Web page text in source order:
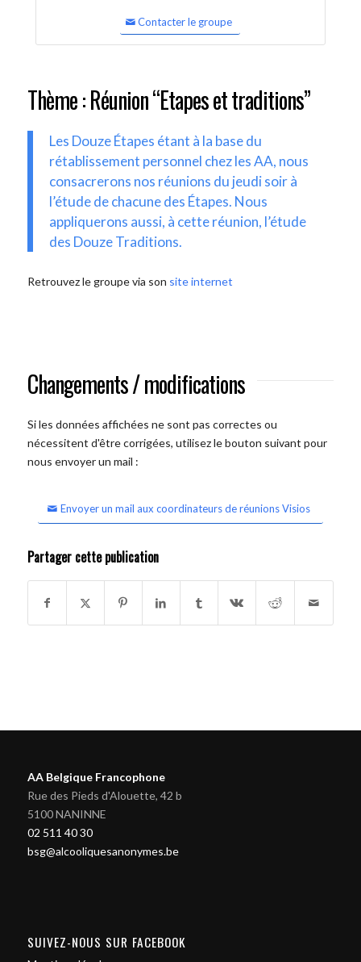
Contacter le groupe
Thème : Réunion “Etapes et traditions”
Les Douze Étapes étant à la base du
rétablissement personnel chez les AA, nous
consacrerons nos réunions du jeudi soir à
l’étude de chacune des Étapes. Nous
appliquerons aussi, à cette réunion, l’étude
des Douze Traditions.
Retrouvez le groupe via son site internet
Changements / modifications
Si les données affichées ne sont pas correctes ou
nécessitent d'être corrigées, utilisez le bouton suivant pour
nous envoyer un mail :
Envoyer un mail aux coordinateurs de réunions Visios
Partager cette publication
AA Belgique Francophone
Rue des Pieds d'Alouette, 42 b
5100 NANINNE
02 511 40 30
bsg@alcooliquesanonymes.be
SUIVEZ-NOUS SUR FACEBOOK